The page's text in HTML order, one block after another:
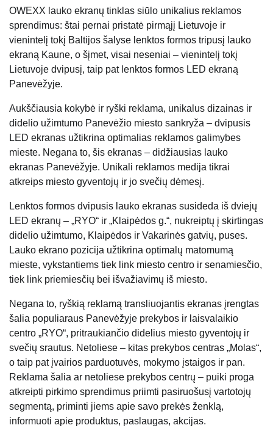
OWEXX lauko ekranų tinklas siūlo unikalius reklamos
sprendimus: štai pernai pristatė pirmąjį Lietuvoje ir
vienintelį tokį Baltijos šalyse lenktos formos tripusį lauko
ekraną Kaune, o šįmet, visai neseniai – vienintelį tokį
Lietuvoje dvipusį, taip pat lenktos formos LED ekraną
Panevėžyje.
Aukščiausia kokybė ir ryški reklama, unikalus dizainas ir
didelio užimtumo Panevėžio miesto sankryža – dvipusis
LED ekranas užtikrina optimalias reklamos galimybes
mieste. Negana to, šis ekranas – didžiausias lauko
ekranas Panevėžyje. Unikali reklamos medija tikrai
atkreips miesto gyventojų ir jo svečių dėmesį.
Lenktos formos dvipusis lauko ekranas susideda iš dviejų
LED ekranų – „RYO“ ir „Klaipėdos g.“, nukreiptų į skirtingas
didelio užimtumo, Klaipėdos ir Vakarinės gatvių, puses.
Lauko ekrano pozicija užtikrina optimalų matomumą
mieste, vykstantiems tiek link miesto centro ir senamiesčio,
tiek link priemiesčių bei išvažiavimų iš miesto.
Negana to, ryškią reklamą transliuojantis ekranas įrengtas
šalia populiaraus Panevėžyje prekybos ir laisvalaikio
centro „RYO“, pritraukiančio didelius miesto gyventojų ir
svečių srautus. Netoliese – kitas prekybos centras „Molas“,
o taip pat įvairios parduotuvės, mokymo įstaigos ir pan.
Reklama šalia ar netoliese prekybos centrų – puiki proga
atkreipti pirkimo sprendimus priimti pasiruošusį vartotojų
segmentą, priminti jiems apie savo prekės ženklą,
informuoti apie produktus, paslaugas, akcijas.